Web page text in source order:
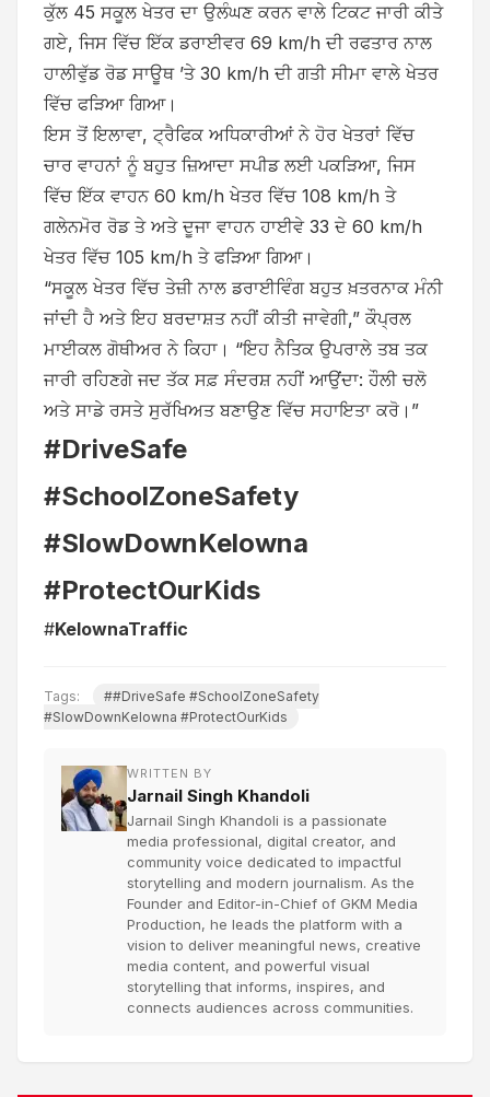
ਕੁੱਲ 45 ਸਕੂਲ ਖੇਤਰ ਦਾ ਉਲੰਘਣ ਕਰਨ ਵਾਲੇ ਟਿਕਟ ਜਾਰੀ ਕੀਤੇ
ਗਏ, ਜਿਸ ਵਿੱਚ ਇੱਕ ਡਰਾਈਵਰ 69 km/h ਦੀ ਰਫਤਾਰ ਨਾਲ
ਹਾਲੀਵੁੱਡ ਰੋਡ ਸਾਊਥ ’ਤੇ 30 km/h ਦੀ ਗਤੀ ਸੀਮਾ ਵਾਲੇ ਖੇਤਰ
ਵਿੱਚ ਫੜਿਆ ਗਿਆ।
ਇਸ ਤੋਂ ਇਲਾਵਾ, ਟ੍ਰੈਫਿਕ ਅਧਿਕਾਰੀਆਂ ਨੇ ਹੋਰ ਖੇਤਰਾਂ ਵਿੱਚ
ਚਾਰ ਵਾਹਨਾਂ ਨੂੰ ਬਹੁਤ ਜ਼ਿਆਦਾ ਸਪੀਡ ਲਈ ਪਕੜਿਆ, ਜਿਸ
ਵਿੱਚ ਇੱਕ ਵਾਹਨ 60 km/h ਖੇਤਰ ਵਿੱਚ 108 km/h ਤੇ
ਗਲੇਨਮੋਰ ਰੋਡ ਤੇ ਅਤੇ ਦੂਜਾ ਵਾਹਨ ਹਾਈਵੇ 33 ਦੇ 60 km/h
ਖੇਤਰ ਵਿੱਚ 105 km/h ਤੇ ਫੜਿਆ ਗਿਆ।
“ਸਕੂਲ ਖੇਤਰ ਵਿੱਚ ਤੇਜ਼ੀ ਨਾਲ ਡਰਾਈਵਿੰਗ ਬਹੁਤ ਖ਼ਤਰਨਾਕ ਮੰਨੀ
ਜਾਂਦੀ ਹੈ ਅਤੇ ਇਹ ਬਰਦਾਸ਼ਤ ਨਹੀਂ ਕੀਤੀ ਜਾਵੇਗੀ,” ਕੌਪ੍ਰਲ
ਮਾਈਕਲ ਗੋਥੀਅਰ ਨੇ ਕਿਹਾ। “ਇਹ ਨੈਤਿਕ ਉਪਰਾਲੇ ਤਬ ਤਕ
ਜਾਰੀ ਰਹਿਣਗੇ ਜਦ ਤੱਕ ਸਫ਼ ਸੰਦਰਸ਼ ਨਹੀਂ ਆਉਂਦਾ: ਹੌਲੀ ਚਲੋ
ਅਤੇ ਸਾਡੇ ਰਸਤੇ ਸੁਰੱਖਿਅਤ ਬਣਾਉਣ ਵਿੱਚ ਸਹਾਇਤਾ ਕਰੋ।”
#DriveSafe
#SchoolZoneSafety
#SlowDownKelowna
#ProtectOurKids
#KelownaTraffic
Tags:
##DriveSafe #SchoolZoneSafety
#SlowDownKelowna #ProtectOurKids
WRITTEN BY
Jarnail Singh Khandoli
Jarnail Singh Khandoli is a passionate
media professional, digital creator, and
community voice dedicated to impactful
storytelling and modern journalism. As the
Founder and Editor-in-Chief of GKM Media
Production, he leads the platform with a
vision to deliver meaningful news, creative
media content, and powerful visual
storytelling that informs, inspires, and
connects audiences across communities.